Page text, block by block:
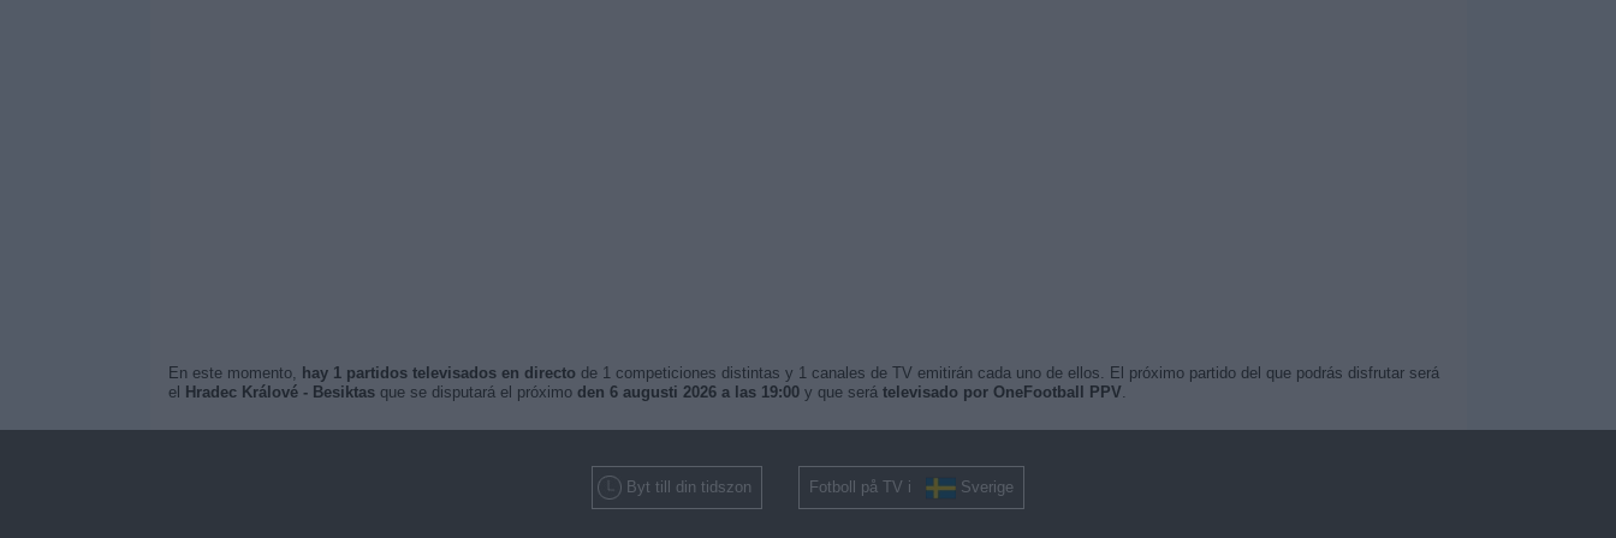
En este momento, hay 1 partidos televisados en directo de 1 competiciones distintas y 1 canales de TV emitirán cada uno de ellos. El próximo partido del que podrás disfrutar será
el
Hradec Králové - Besiktasque se disputará el próximo den 6 augusti 2026 a las 19:00y que será televisado por OneFootball PPV.
Byt till din tidszon Fotboll på TV i Sverige